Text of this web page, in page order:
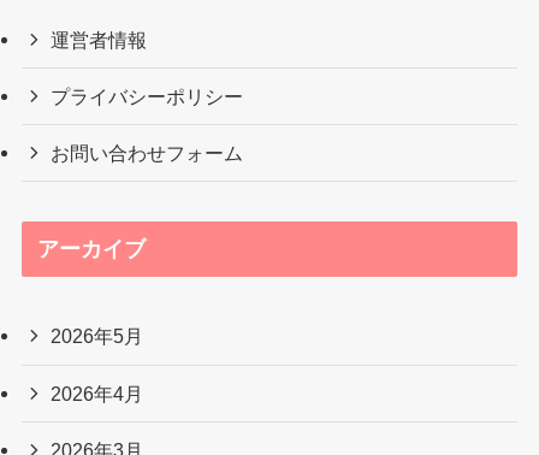
運営者情報
プライバシーポリシー
お問い合わせフォーム
アーカイブ
2026年5月
2026年4月
2026年3月